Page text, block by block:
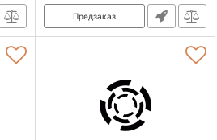
Артикул: 738027
Предзаказ